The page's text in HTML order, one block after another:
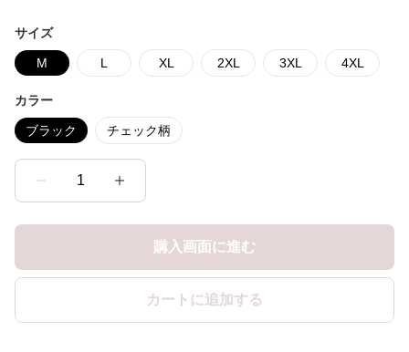
サイズ
M L XL 2XL 3XL 4XL
カラー
ブラック チェック柄
1
購入画面に進む
カートに追加する